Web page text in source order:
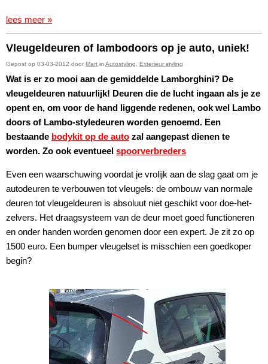
lees meer »
Vleugeldeuren of lambodoors op je auto, uniek!
Gepost op 03-03-2012 door Mart in Autostyling Exterieur styling
Wat is er zo mooi aan de gemiddelde Lamborghini? De
vleugeldeuren natuurlijk! Deuren die de lucht ingaan als je ze
opent en, om voor de hand liggende redenen, ook wel Lambo
doors of Lambo-styledeuren worden genoemd. Een
bestaande bodykit op de auto zal aangepast dienen te
worden. Zo ook eventueel spoorverbreders
Even een waarschuwing voordat je vrolijk aan de slag gaat om je
autodeuren te verbouwen tot vleugels: de ombouw van normale
deuren tot vleugeldeuren is absoluut niet geschikt voor doe-het-
zelvers. Het draagsysteem van de deur moet goed functioneren
en onder handen worden genomen door een expert. Je zit zo op
1500 euro. Een bumper vleugelset is misschien een goedkoper
begin?